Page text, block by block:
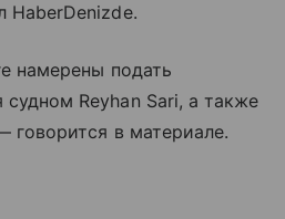
HaberDenizde.
намерены подать
Reyhan Sari, а также
говорится в материале.